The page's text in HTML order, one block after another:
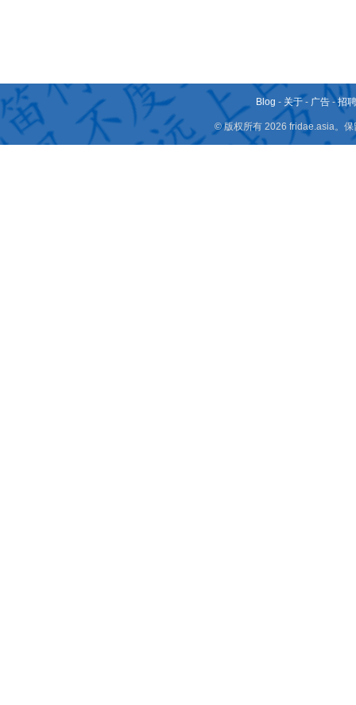
Blog - 关于 - 广告 -招
© 版权所有 2026 fridae.asia。